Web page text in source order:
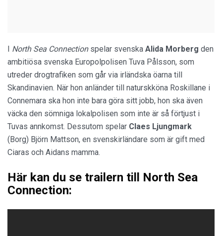
I North Sea Connectionspelar svenska Alida Morberg den
ambitiösa svenska Europolpolisen Tuva Pålsson, som
utreder drogtrafiken som går via irländska öarna till
Skandinavien. När hon anländer till naturskköna Roskillane i
Connemara ska hon inte bara göra sitt jobb, hon ska även
väcka den sömniga lokalpolisen som inte är så förtjust i
Tuvas annkomst. Dessutom spelar Claes Ljungmark
(Borg) Björn Mattson, en svenskirländare som är gift med
Ciaras och Aidans mamma.
Här kan du se trailern till North Sea
Connection: